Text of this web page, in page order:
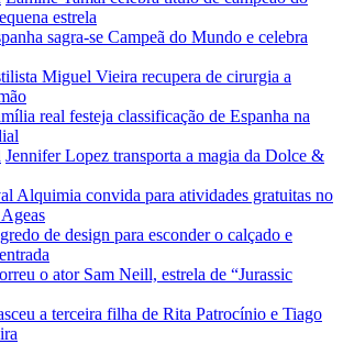
estrela
sagra-se Campeã do Mundo e celebra
Miguel Vieira recupera de cirurgia a
real festeja classificação de Espanha na
Jennifer Lopez transporta a magia da Dolce &
Alquimia convida para atividades gratuitas no
de design para esconder o calçado e
o ator Sam Neill, estrela de “Jurassic
a terceira filha de Rita Patrocínio e Tiago